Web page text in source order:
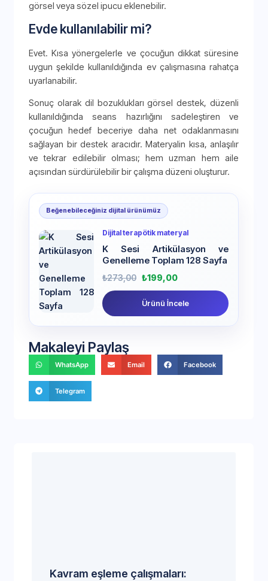
görsel veya sözel ipucu eklenebilir.
Evde kullanılabilir mi?
Evet. Kısa yönergelerle ve çocuğun dikkat süresine
uygun şekilde kullanıldığında ev çalışmasına rahatça
uyarlanabilir.
Sonuç olarak dil bozuklukları görsel destek, düzenli
kullanıldığında seans hazırlığını sadeleştiren ve
çocuğun hedef beceriye daha net odaklanmasını
sağlayan bir destek aracıdır. Materyalin kısa, anlaşılır
ve tekrar edilebilir olması; hem uzman hem aile
açısından sürdürülebilir bir çalışma düzeni oluşturur.
Beğenebileceğiniz dijital ürünümüz
Dijital terapötik materyal
K Sesi Artikülasyon ve
Genelleme Toplam 128 Sayfa
₺273,00 ₺199,00
Ürünü İncele
Makaleyi Paylaş
WhatsApp Email Facebook
Telegram
Kavram eşleme çalışmaları: